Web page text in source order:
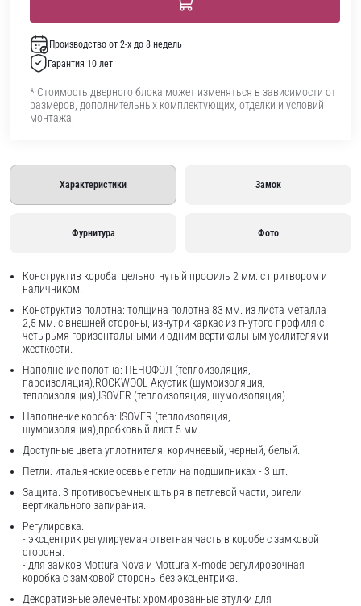
Производство от 2-х до 8 недель
Гарантия 10 лет
* Стоимость дверного блока может изменяться в зависимости от
размеров, дополнительных комплектующих, отделки и условий
монтажа.
Характеристики Замок
Фурнитура Фото
Конструктив короба: цельногнутый профиль 2 мм. с притвором и
наличником.
Конструктив полотна: толщина полотна 83 мм. из листа металла
2,5 мм. с внешней стороны, изнутри каркас из гнутого профиля с
четырьмя горизонтальными и одним вертикальным усилителями
жесткости.
Наполнение полотна: ПЕНОФОЛ (теплоизоляция,
пароизоляция),ROCKWOOL Акустик (шумоизоляция,
теплоизоляция),ISOVER (теплоизоляция, шумоизоляция).
Наполнение короба: ISOVER (теплоизоляция,
шумоизоляция),пробковый лист 5 мм.
Доступные цвета уплотнителя: коричневый, черный, белый.
Петли: итальянские осевые петли на подшипниках - 3 шт.
Защита: 3 противосъемных штыря в петлевой части, ригели
вертикального запирания.
Регулировка:
- эксцентрик регулируемая ответная часть в коробе с замковой
стороны.
- для замков Mottura Nova и Mottura X-mode регулировочная
коробка с замковой стороны без эксцентрика.
Декоративные элементы: хромированные втулки для